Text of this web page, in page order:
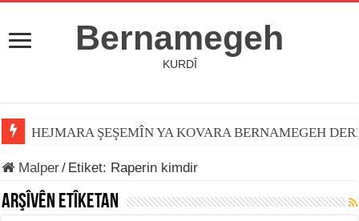
Bernamegeh
KURDÎ
HEJMARA ŞEŞEMÎN YA KOVARA BERNAMEGEH
Malper/ Etiket: Raperin kimdir
Arşîvên Etîketan